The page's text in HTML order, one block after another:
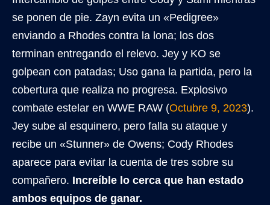
se ponen de pie. Zayn evita un «Pedigree»
enviando a Rhodes contra la lona; los dos
terminan entregando el relevo. Jey y KO se
golpean con patadas; Uso gana la partida, pero la
cobertura que realiza no progresa. Explosivo
combate estelar en WWE RAW (Octubre 9, 2023).
Jey sube al esquinero, pero falla su ataque y
recibe un «Stunner» de Owens; Cody Rhodes
aparece para evitar la cuenta de tres sobre su
compañero. Increíble lo cerca que han estado
ambos equipos de ganar.